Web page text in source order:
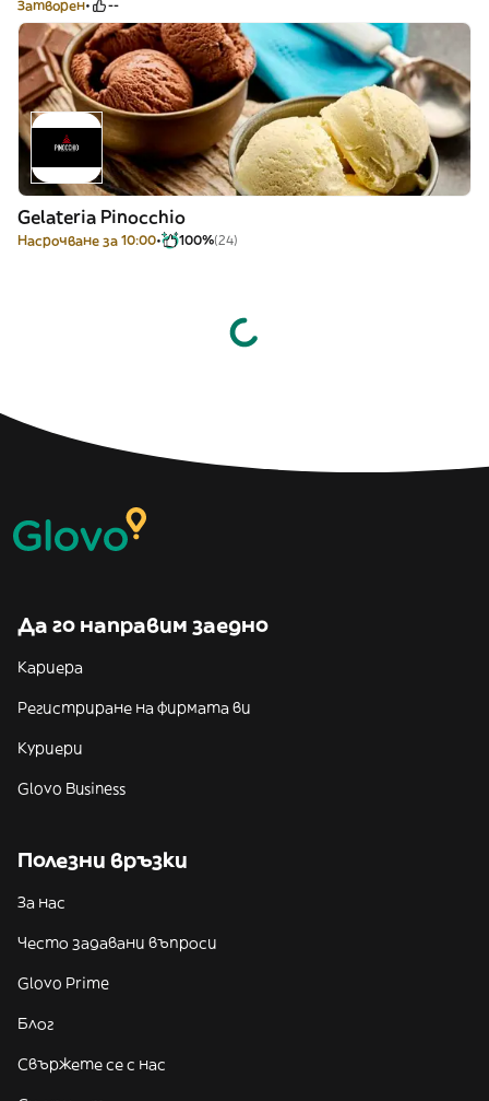
Затворен --
Gelateria Pinocchio
Насрочване за 10:00 100%(24)
Да го направим заедно
Кариера
Регистриране на фирмата ви
Куриери
Glovo Business
Полезни връзки
За нас
Често задавани въпроси
Glovo Prime
Блог
Свържете се с нас